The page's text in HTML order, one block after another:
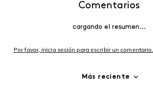
Comentarios
cargando el resumen…
Por favor, inicia sesión para escribir un comentario.
Más reciente